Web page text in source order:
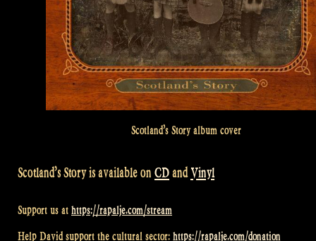
Scotland’s Story album cover
Scotland’s Story is available on CDandVinyl
Support us at https://rapalje.com/stream
Help David support the cultural sector: https://rapalje.com/donation